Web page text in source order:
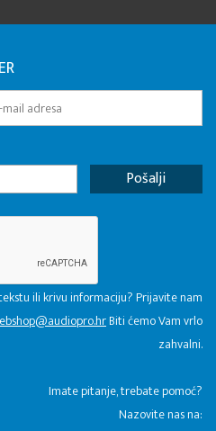
ili krivu informaciju? Prijavite nam
Biti ćemo Vam vrlo
zahvalni.
​Imate pitanje, trebate pomoć?
Nazovite nas na: